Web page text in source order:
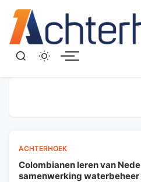
ACHTERHOEK
Colombianen leren van
samenwerking waterbeheer